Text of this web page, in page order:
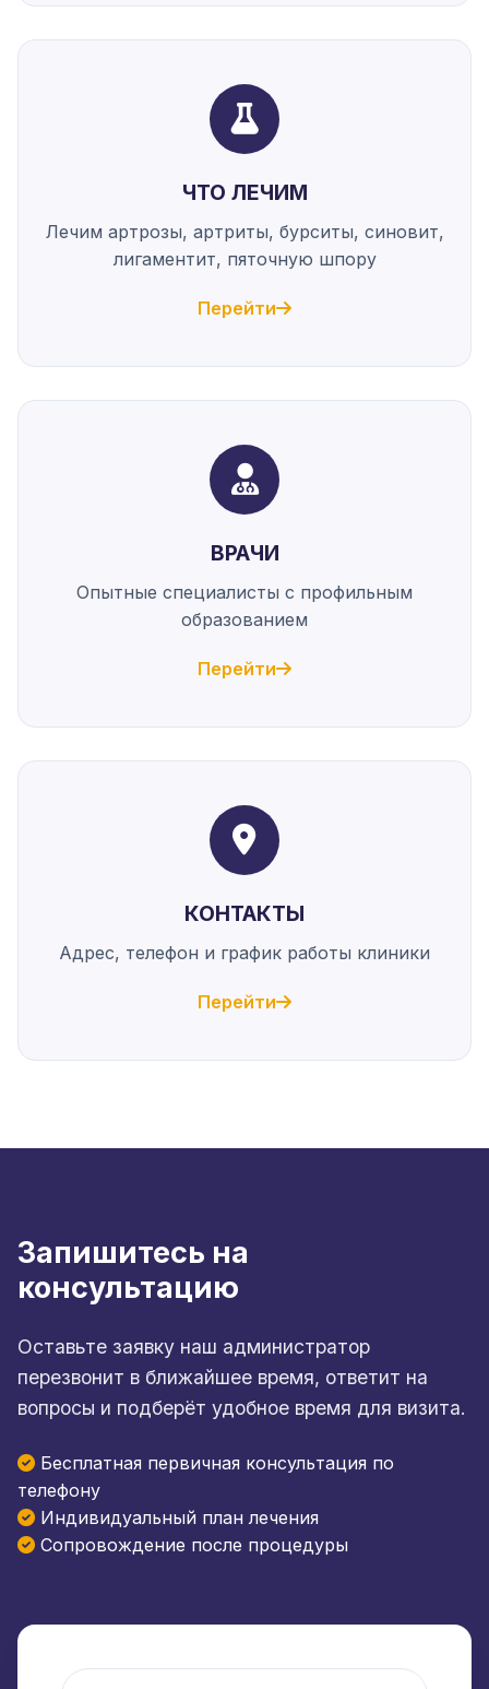
ЧТО ЛЕЧИМ
Лечим артрозы, артриты, бурситы, синовит,
лигаментит, пяточную шпору
Перейти
ВРАЧИ
Опытные специалисты с профильным
образованием
Перейти
КОНТАКТЫ
Адрес, телефон и график работы клиники
Перейти
Запишитесь на
консультацию
Оставьте заявку наш администратор
перезвонит в ближайшее время, ответит на
вопросы и подберёт удобное время для визита.
Бесплатная первичная консультация по
телефону
Индивидуальный план лечения
Сопровождение после процедуры